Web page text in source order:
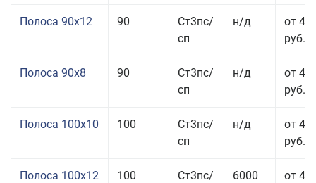
Полоса 90x12 90
Ст3пс/
сп
н/д
от 42
руб.
Полоса 90x8 90
Ст3пс/
сп
н/д
от 42
руб.
Полоса 100x10 100
Ст3пс/
сп
н/д
от 41
руб.
Полоса 100x12 100
Ст3пс/
6000
от 45